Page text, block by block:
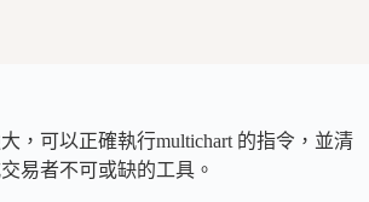
，可以正確執行multichart 的指令，並清
易者不可或缺的工具。